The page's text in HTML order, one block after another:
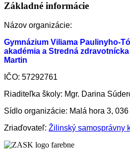
Základné informácie
Názov organizácie:
Gymnázium Viliama Paulinyho-
akadémia a Stredná
Martin
IČO: 57292761
Riaditeľka školy: Mgr. Darina
Sídlo organizácie: Malá hora 3, 036
Zriaďovateľ: Žilinský samosprávny